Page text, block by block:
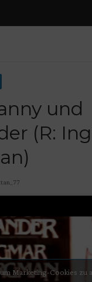
und
(R:
Marketing-Cookies zu